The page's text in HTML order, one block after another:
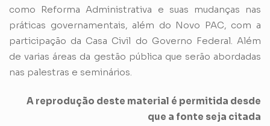
como Reforma Administrativa e suas mudanças nas
práticas governamentais, além do Novo PAC, com a
participação da Casa Civil do Governo Federal. Além
de varias áreas da gestão pública que serão abordadas
nas palestras e seminários.
A reprodução deste material é permitida desde
que a fonte seja citada